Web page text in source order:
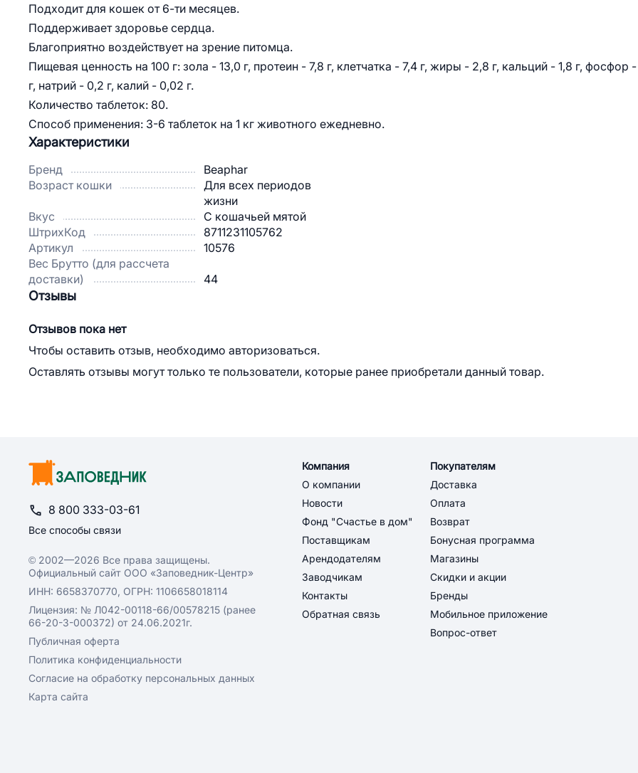
Подходит для кошек от 6-ти месяцев.
Поддерживает здоровье сердца.
Благоприятно воздействует на зрение питомца.
Пищевая ценность на 100 г: зола - 13,0 г, протеин - 7,8 г, клетчатка - 7,4 г, жиры - 2,8 г, кальций - 1,8 г, фосфор -
г, натрий - 0,2 г, калий - 0,02 г.
Количество таблеток: 80.
Способ применения: 3-6 таблеток на 1 кг животного ежедневно.
Характеристики
Бренд
Beaphar
Возраст кошки
Для всех периодов
жизни
Вкус
С кошачьей мятой
ШтрихКод
8711231105762
Артикул
10576
Вес Брутто (для рассчета
доставки)
44
Отзывы
Отзывов пока нет
Чтобы оставить отзыв, необходимо авторизоваться.
Оставлять отзывы могут только те пользователи, которые ранее приобретали данный товар.
8 800 333-03-61
Все способы связи
© 2002—2026 Все права защищены.
Официальный сайт ООО «Заповедник-Центр»
ИНН: 6658370770, ОГРН: 1106658018114
Лицензия: № Л042-00118-66/00578215 (ранее
66-20-3-000372) от 24.06.2021г.
Публичная оферта
Политика конфиденциальности
Согласие на обработку персональных данных
Карта сайта
Компания
О компании
Новости
Фонд "Счастье в дом"
Поставщикам
Арендодателям
Заводчикам
Контакты
Обратная связь
Покупателям
Доставка
Оплата
Возврат
Бонусная программа
Магазины
Скидки и акции
Бренды
Мобильное приложение
Вопрос-ответ